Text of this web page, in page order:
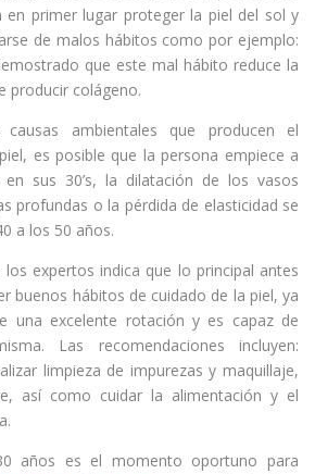
en primer lugar proteger la piel del sol y
de malos hábitos como por ejemplo:
que este mal hábito reduce la
producir colágeno.
ambientales que producen el
es posible que la persona empiece a
sus 30’s, la dilatación de los vasos
profundas o la pérdida de elasticidad se
a los 50 años.
expertos indica que lo principal antes
buenos hábitos de cuidado de la piel, ya
una excelente rotación y es capaz de
Las recomendaciones incluyen:
limpieza de impurezas y maquillaje,
así como cuidar la alimentación y el
años es el momento oportuno para